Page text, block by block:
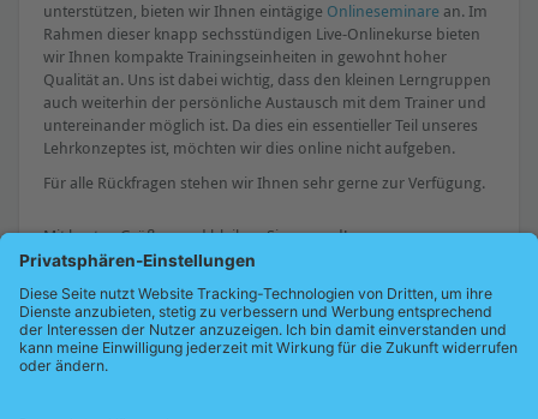
unterstützen, bieten wir Ihnen eintägige Onlineseminare an. Im
Rahmen dieser knapp sechsstündigen Live-Onlinekurse bieten
wir Ihnen kompakte Trainingseinheiten in gewohnt hoher
Qualität an. Uns ist dabei wichtig, dass den kleinen Lerngruppen
auch weiterhin der persönliche Austausch mit dem Trainer und
untereinander möglich ist. Da dies ein essentieller Teil unseres
Lehrkonzeptes ist, möchten wir dies online nicht aufgeben.
Für alle Rückfragen stehen wir Ihnen sehr gerne zur Verfügung.
Mit besten Grüßen und bleiben Sie gesund!
Ihr Indu-Sol Schulungsteam
Download: Corona Selbsterklärung für Besucher
Corona-Selbsterklärung für Indu-Sol-Besucher